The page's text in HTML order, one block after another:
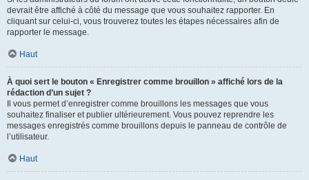
devrait être affiché à côté du message que vous souhaitez rapporter. En
cliquant sur celui-ci, vous trouverez toutes les étapes nécessaires afin de
rapporter le message.
Haut
À quoi sert le bouton « Enregistrer comme brouillon » affiché lors de la
rédaction d’un sujet ?
Il vous permet d’enregistrer comme brouillons les messages que vous
souhaitez finaliser et publier ultérieurement. Vous pouvez reprendre les
messages enregistrés comme brouillons depuis le panneau de contrôle de
l’utilisateur.
Haut